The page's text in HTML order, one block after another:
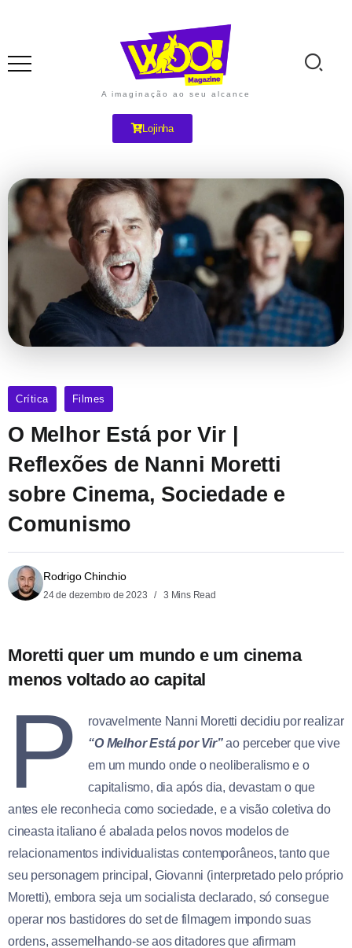
A imaginação ao seu alcance
Lojinha
Crítica Filmes
O Melhor Está por Vir |
Reflexões de Nanni Moretti
sobre Cinema, Sociedade e
Comunismo
Rodrigo Chinchio
24 de dezembro de 2023 3 Mins Read
Moretti quer um mundo e um cinema
menos voltado ao capital
P
rovavelmente Nanni Moretti decidiu por realizar
“O Melhor Está por Vir”ao perceber que vive
em um mundo onde o neoliberalismo e o
capitalismo, dia após dia, devastam o que
antes ele reconhecia como sociedade, e a visão coletiva do
cineasta italiano é abalada pelos novos modelos de
relacionamentos individualistas contemporâneos, tanto que
seu personagem principal, Giovanni (interpretado pelo próprio
Moretti), embora seja um socialista declarado, só consegue
operar nos bastidores do set de filmagem impondo suas
ordens, assemelhando-se aos ditadores que afirmam